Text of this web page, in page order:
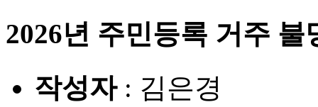
2026년 주민등록 거주 불
작성자: 김은경